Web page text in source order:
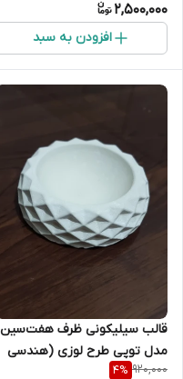
2,500,000
افزودن به سبد
قالب سیلیکونی ظرف هفت‌سین
مدل توپی طرح لوزی (هندسی
920,000
4%